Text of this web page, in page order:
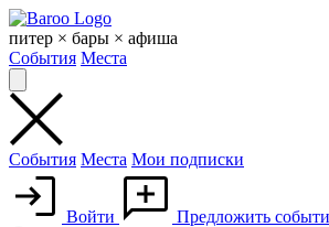
Skip
to
content
питер × бары × афиша
События Места
События Места Мои подписки
Войти Предложить